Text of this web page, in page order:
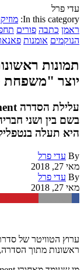
עדי פרל
In this category:
ראמן כתבה פורים
הנוקמים אומנות
יוצר "משפחת
בשם בין ושני
היא תעלה
By עדי פרל
מאי 27, 2018
By עדי פרל
מאי 27, 2018
ראשונות מתוך